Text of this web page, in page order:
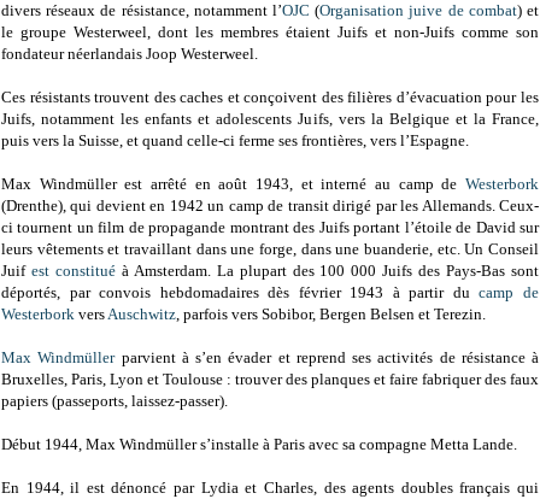
divers réseaux de résistance, notamment l’OJC (Organisation juive de combat) et
le groupe Westerweel, dont les membres étaient Juifs et non-Juifs comme son
fondateur néerlandais Joop Westerweel.
Ces résistants trouvent des caches et conçoivent des filières d’évacuation pour les
Juifs, notamment les enfants et adolescents Juifs, vers la Belgique et la France,
puis vers la Suisse, et quand celle-ci ferme ses frontières, vers l’Espagne.
Max Windmüller est arrêté en août 1943, et interné au camp de Westerbork
(Drenthe), qui devient en 1942 un camp de transit dirigé par les Allemands. Ceux-
ci tournent un film de propagande montrant des Juifs portant l’étoile de David sur
leurs vêtements et travaillant dans une forge, dans une buanderie, etc.Un Conseil
Juif est constituéà Amsterdam. La plupart des 100 000 Juifs des Pays-Bas sont
déportés, par convois hebdomadaires dès février 1943 à partir ducamp de
Westerbork versAuschwitz, parfois vers Sobibor, Bergen Belsen et Terezin.
Max Windmüllerparvient à s’en évader et reprend ses activités de résistance à
Bruxelles, Paris, Lyon et Toulouse : trouver des planques et faire fabriquer des faux
papiers (passeports, laissez-passer).
Début 1944, Max Windmüller s’installe à Paris avec sa compagne Metta Lande.
En 1944, il est dénoncé par Lydia et Charles, des agents doubles français qui